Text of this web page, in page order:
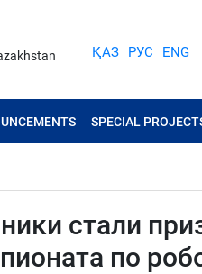
ҚАЗ РУС ENG
SPECIAL
стали
по